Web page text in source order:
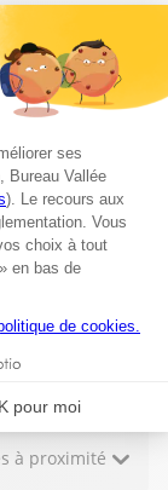
t-on en
t-il des
?
du
?
et de
à proximité